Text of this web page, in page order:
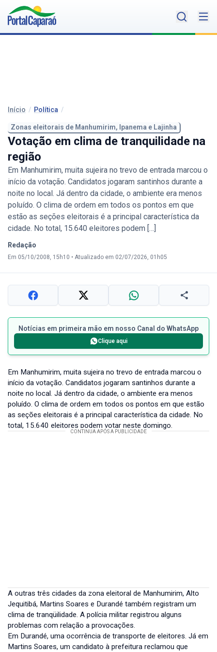
Início / Política /
Zonas eleitorais de Manhumirim, Ipanema e Lajinha
Votação em clima de tranquilidade na
região
Em Manhumirim, muita sujeira no trevo de entrada marcou o
início da votação. Candidatos jogaram santinhos durante a
noite no local. Já dentro da cidade, o ambiente era menos
poluído. O clima de ordem em todos os pontos em que
estão as seções eleitorais é a principal característica da
cidade. No total, 15.640 eleitores podem […]
Redação
Em 05/10/2008, 15h10 • Atualizado em 02/07/2026, 01h05
Notícias em primeira mão em nosso Canal do WhatsApp
Clique aqui
Em Manhumirim, muita sujeira no trevo de entrada marcou o
início da votação. Candidatos jogaram santinhos durante a
noite no local. Já dentro da cidade, o ambiente era menos
poluído. O clima de ordem em todos os pontos em que estão
as seções eleitorais é a principal característica da cidade. No
total, 15.640 eleitores podem votar neste domingo.
A outras três cidades da zona eleitoral de Manhumirim, Alto
Jequitibá, Martins Soares e Durandé também registram um
clima de tranqüilidade. A polícia militar registrou alguns
problemas com relação a provocações.
Em Durandé, uma ocorrência de transporte de eleitores. Já em
Martins Soares, um candidato à prefeitura reclamou que